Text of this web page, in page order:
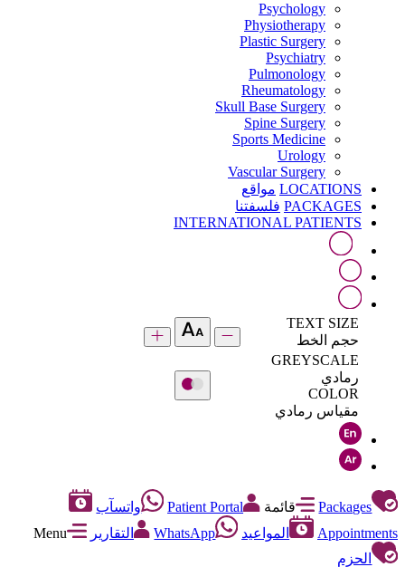
Psychology
Physiotherapy
Plastic Surgery
Psychiatry
Pulmonology
Rheumatology
Skull Base Surgery
Spine Surgery
Sports Medicine
Urology
Vascular Surgery
LOCATIONS مواقع
PACKAGES فلسفتنا
INTERNATIONAL PATIENTS
TEXT SIZE
حجم الخط
GREYSCALE
رمادي
COLOR
مقياس رمادي
Packages قائمة Patient Portal
واتسآب
Appointments
المواعيد WhatsApp التقارير
Menu
الحزم